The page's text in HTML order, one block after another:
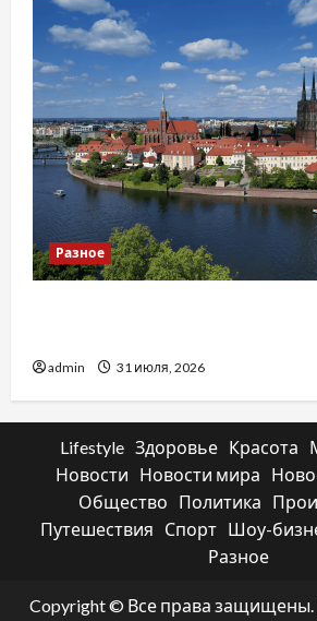
Разное
admin 31 июля, 2026
Lifestyle Здоровье Красота
Новости
Новости мира
Общество
Политика
Путешествия
Спорт Шоу-
Разное
Copyright © Все права защищены.